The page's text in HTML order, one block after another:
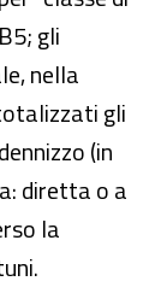
gli
nella
gli
(in
diretta o a
la